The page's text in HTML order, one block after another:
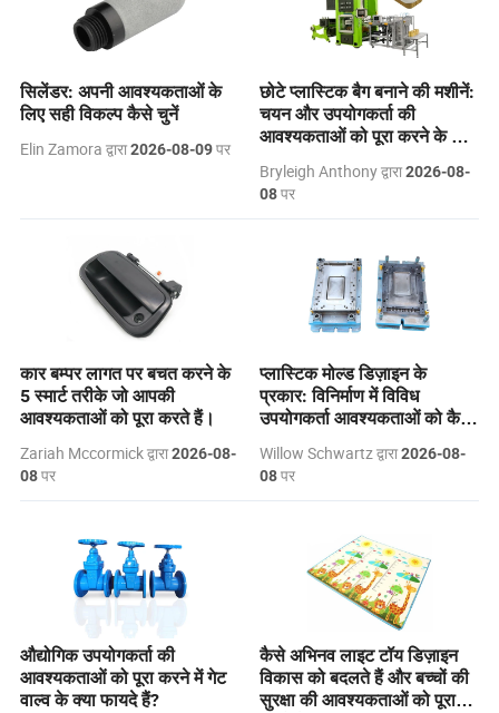
सिलेंडर: अपनी आवश्यकताओं के
लिए सही विकल्प कैसे चुनें
Elin Zamora द्वारा2026-08-09पर
छोटे प्लास्टिक बैग बनाने की मशीनें:
चयन और उपयोगकर्ता की
आवश्यकताओं को पूरा करने के लिए
Bryleigh Anthony द्वारा2026-08-
08पर
कार बम्पर लागत पर बचत करने के
5 स्मार्ट तरीके जो आपकी
आवश्यकताओं को पूरा करते हैं।
Zariah Mccormick द्वारा2026-08-
08पर
प्लास्टिक मोल्ड डिज़ाइन के
प्रकार: विनिर्माण में विविध
उपयोगकर्ता आवश्यकताओं को कैसे
Willow Schwartz द्वारा2026-08-
08पर
औद्योगिक उपयोगकर्ता की
आवश्यकताओं को पूरा करने में गेट
वाल्व के क्या फायदे हैं?
कैसे अभिनव लाइट टॉय डिज़ाइन
विकास को बदलते हैं और बच्चों की
सुरक्षा की आवश्यकताओं को पूरा